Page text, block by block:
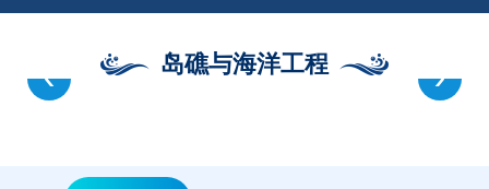
岛礁与海洋工程